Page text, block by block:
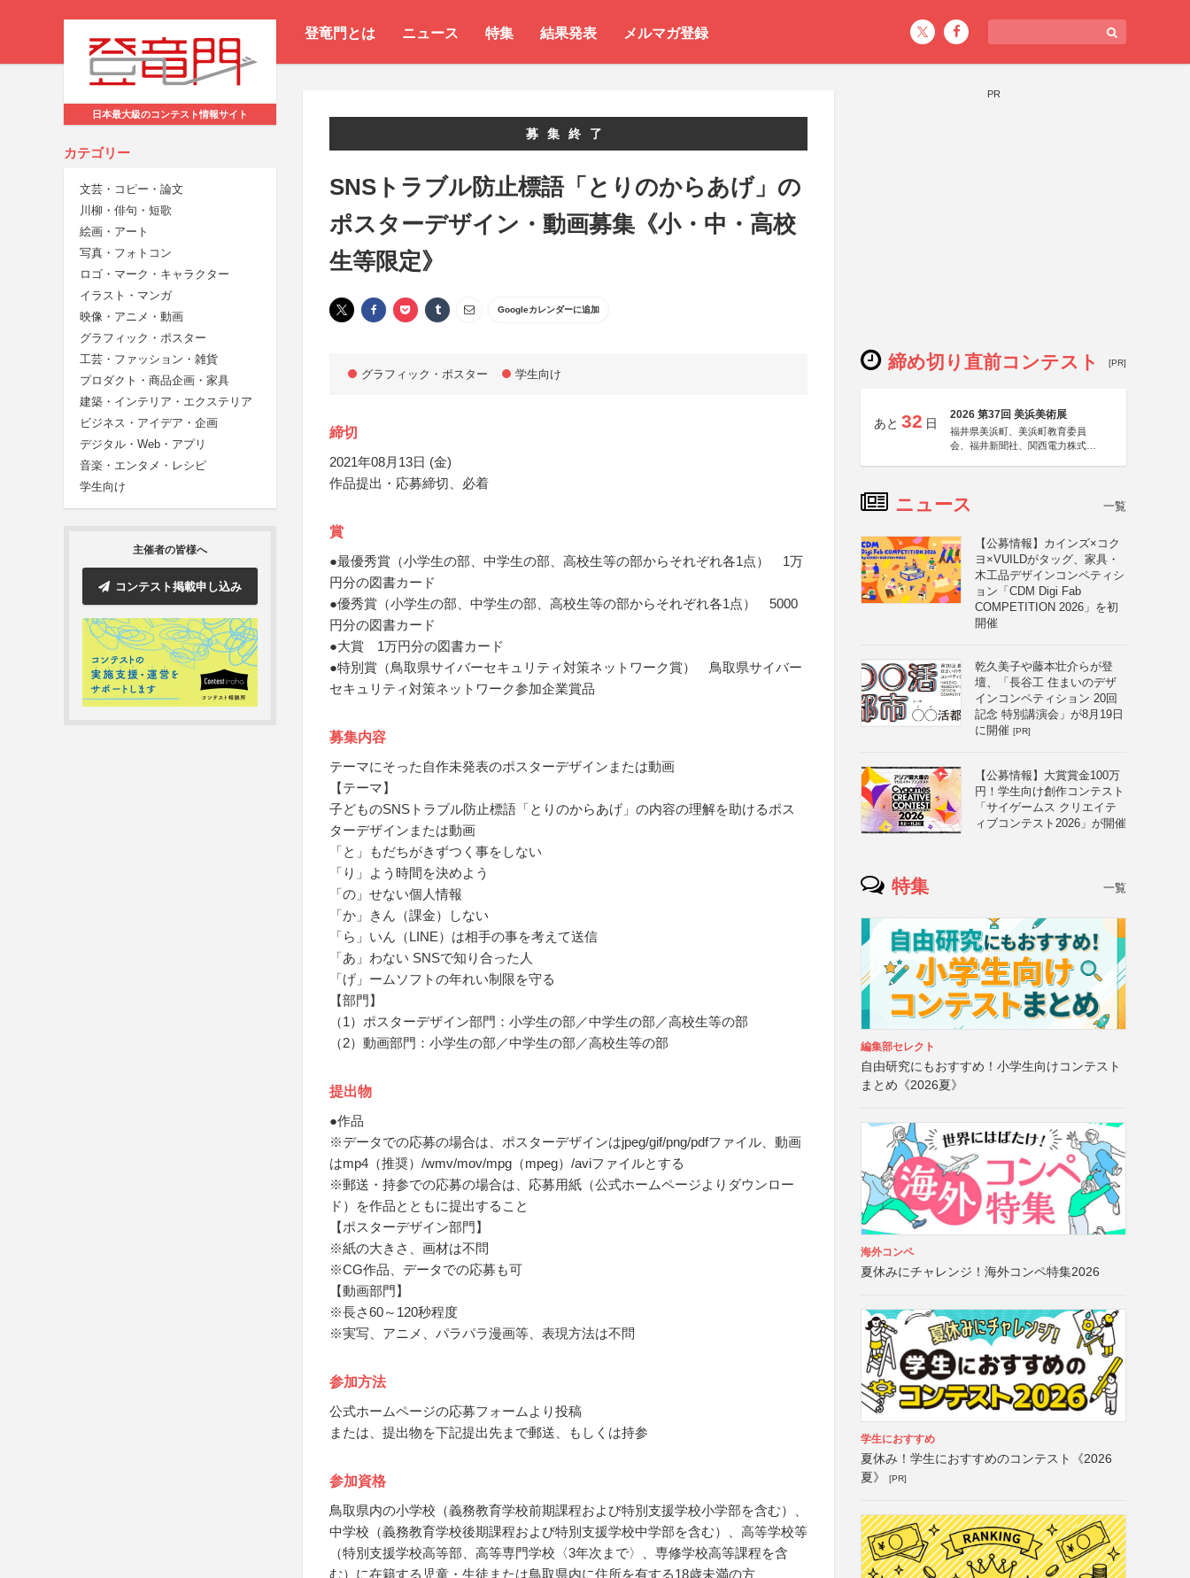
登竜門とは ニュース 特集 結果発表 メルマガ登録
日本最大級のコンテスト情報サイト
カテゴリー
文芸・コピー・論文
川柳・俳句・短歌
絵画・アート
写真・フォトコン
ロゴ・マーク・キャラクター
イラスト・マンガ
映像・アニメ・動画
グラフィック・ポスター
工芸・ファッション・雑貨
プロダクト・商品企画・家具
建築・インテリア・エクステリア
ビジネス・アイデア・企画
デジタル・Web・アプリ
音楽・エンタメ・レシピ
学生向け
主催者の皆様へ
コンテスト掲載申し込み
募集終了
SNSトラブル防止標語「とりのからあげ」の
ポスターデザイン・動画募集《小・中・高校
生等限定》
Googleカレンダーに追加
グラフィック・ポスター 学生向け
締切
2021年08月13日 (金)
作品提出・応募締切、必着
賞
●最優秀賞（小学生の部、中学生の部、高校生等の部からそれぞれ各1点） 1万
円分の図書カード
●優秀賞（小学生の部、中学生の部、高校生等の部からそれぞれ各1点） 5000
円分の図書カード
●大賞 1万円分の図書カード
●特別賞（鳥取県サイバーセキュリティ対策ネットワーク賞） 鳥取県サイバー
セキュリティ対策ネットワーク参加企業賞品
募集内容
テーマにそった自作未発表のポスターデザインまたは動画
【テーマ】
子どものSNSトラブル防止標語「とりのからあげ」の内容の理解を助けるポス
ターデザインまたは動画
「と」もだちがきずつく事をしない
「り」よう時間を決めよう
「の」せない個人情報
「か」きん（課金）しない
「ら」いん（LINE）は相手の事を考えて送信
「あ」わない SNSで知り合った人
「げ」ームソフトの年れい制限を守る
【部門】
（1）ポスターデザイン部門：小学生の部／中学生の部／高校生等の部
（2）動画部門：小学生の部／中学生の部／高校生等の部
提出物
●作品
※データでの応募の場合は、ポスターデザインはjpeg/gif/png/pdfファイル、動画
はmp4（推奨）/wmv/mov/mpg（mpeg）/aviファイルとする
※郵送・持参での応募の場合は、応募用紙（公式ホームページよりダウンロー
ド）を作品とともに提出すること
【ポスターデザイン部門】
※紙の大きさ、画材は不問
※CG作品、データでの応募も可
【動画部門】
※長さ60～120秒程度
※実写、アニメ、パラパラ漫画等、表現方法は不問
参加方法
公式ホームページの応募フォームより投稿
または、提出物を下記提出先まで郵送、もしくは持参
参加資格
鳥取県内の小学校（義務教育学校前期課程および特別支援学校小学部を含む）、
中学校（義務教育学校後期課程および特別支援学校中学部を含む）、高等学校等
（特別支援学校高等部、高等専門学校〈3年次まで〉、専修学校高等課程を含
む）に在籍する児童・生徒または鳥取県内に住所を有する18歳未満の方
PR
締め切り直前コンテスト [PR]
あと 32 日
2026 第37回 美浜美術展
福井県美浜町、美浜町教育委員
会、福井新聞社、関西電力株式会
ニュース 一覧
【公募情報】カインズ×コク
ヨ×VUILDがタッグ、家具・
木工品デザインコンペティシ
ョン「CDM Digi Fab
COMPETITION 2026」を初
開催
乾久美子や藤本壮介らが登
壇、「長谷工 住まいのデザ
インコンペティション 20回
記念 特別講演会」が8月19日
に開催 [PR]
【公募情報】大賞賞金100万
円！学生向け創作コンテスト
「サイゲームス クリエイテ
ィブコンテスト2026」が開催
特集 一覧
編集部セレクト
自由研究にもおすすめ！小学生向けコンテスト
まとめ《2026夏》
海外コンペ
夏休みにチャレンジ！海外コンペ特集2026
学生におすすめ
夏休み！学生におすすめのコンテスト《2026
夏》
[PR]